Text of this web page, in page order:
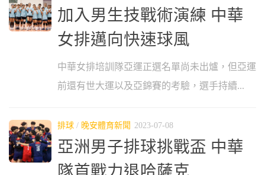
加入男生技戰術演練 中華
女排邁向快速球風
中華女排培訓隊亞運正選名單尚未出爐，但亞運
前還有世大運以及亞錦賽的考驗，選手持續...
排球 / 晚安體育新聞 2023-07-08
亞洲男子排球挑戰盃 中華
隊首戰力退哈薩克